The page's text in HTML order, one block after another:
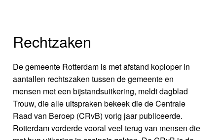
Rechtzaken
De gemeente Rotterdam is met afstand koploper in
aantallen rechtszaken tussen de gemeente en
mensen met een bijstandsuitkering, meldt dagblad
Trouw, die alle uitspraken bekeek die de Centrale
Raad van Beroep (CRvB) vorig jaar publiceerde.
Rotterdam vorderde vooral veel terug van mensen die